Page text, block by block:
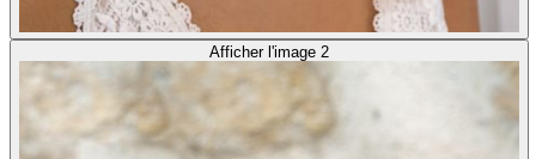
Afficher l'image 2